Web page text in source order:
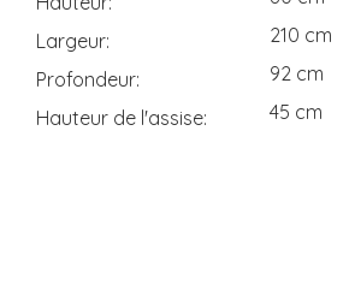
Largeur
210 cm
Profondeur
92 cm
Hauteur de l'assise
45 cm